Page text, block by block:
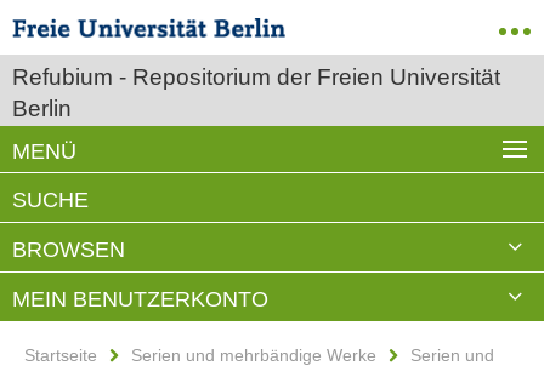
Refubium - Repositorium der Freien Universität
Berlin
MENÜ
SUCHE
BROWSEN
MEIN BENUTZERKONTO
Startseite Serien und mehrbändige Werke
Serien und